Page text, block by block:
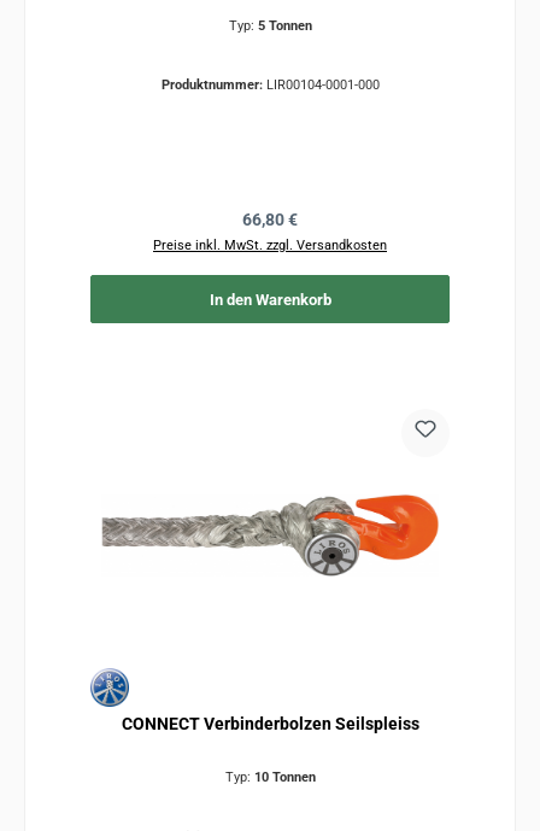
Typ: 5 Tonnen
Produktnummer: LIR00104-0001-000
Regulärer Preis:
66,80 €
Preise inkl. MwSt. zzgl. Versandkosten
In den Warenkorb
CONNECT Verbinderbolzen Seilspleiss
Typ: 10 Tonnen